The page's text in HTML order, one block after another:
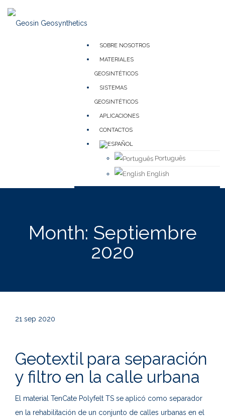
SOBRE NOSOTROS
MATERIALES
GEOSINTÉTICOS
SISTEMAS
GEOSINTÉTICOS
APLICACIONES
CONTACTOS
Português
English
Month: Septiembre
2020
21 sep 2020
Geotextil para separación
y filtro en la calle urbana
El material TenCate Polyfelt TS se aplicó como separador
en la rehabilitación de un conjunto de calles urbanas en el